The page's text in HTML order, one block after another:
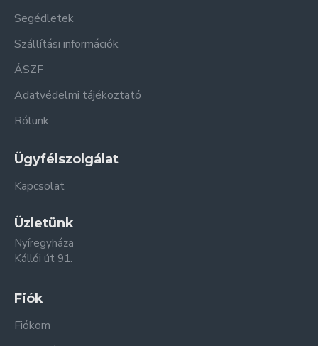
Segédletek
Szállítási információk
ÁSZF
Adatvédelmi tájékoztató
Rólunk
Ügyfélszolgálat
Kapcsolat
Üzletünk
Nyíregyháza
Kállói út 91.
Fiók
Fiókom